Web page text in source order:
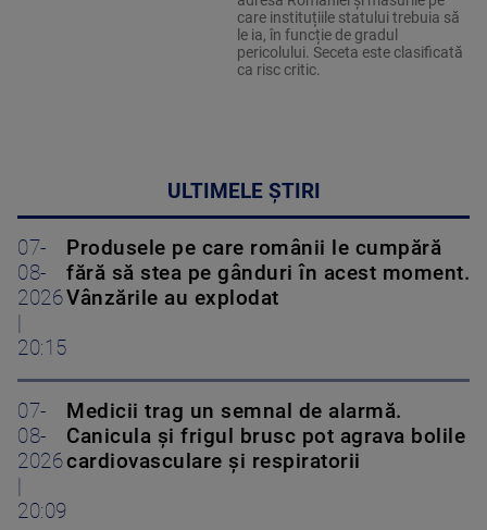
care instituțiile statului trebuia să
le ia, în funcție de gradul
pericolului. Seceta este clasificată
ca risc critic.
ULTIMELE ȘTIRI
07-
08-
2026
20:15
Produsele pe care românii le cumpără
fără să stea pe gânduri în acest moment.
Vânzările au explodat
07-
08-
2026
20:09
Medicii trag un semnal de alarmă.
Canicula și frigul brusc pot agrava bolile
cardiovasculare și respiratorii